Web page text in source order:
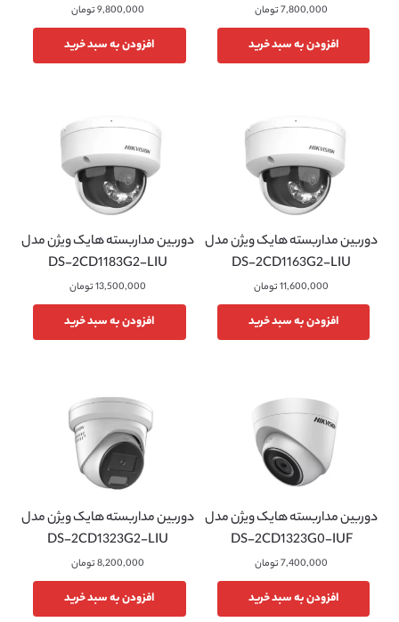
7,800,000تومان
افزودن به سبد خرید
9,800,000تومان
افزودن به سبد خرید
دوربین مداربسته هایک ویژن مدل
DS-2CD1163G2-LIU
11,600,000تومان
افزودن به سبد خرید
دوربین مداربسته هایک ویژن مدل
DS-2CD1183G2-LIU
13,500,000تومان
افزودن به سبد خرید
دوربین مداربسته هایک ویژن مدل
DS-2CD1323G0-IUF
7,400,000تومان
افزودن به سبد خرید
دوربین مداربسته هایک ویژن مدل
DS-2CD1323G2-LIU
8,200,000تومان
افزودن به سبد خرید